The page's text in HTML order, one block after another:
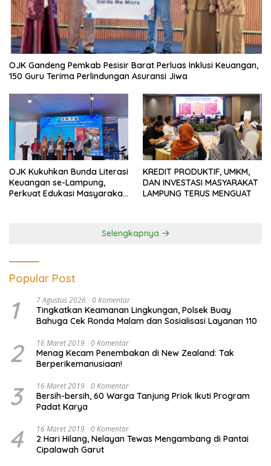
OJK Gandeng Pemkab Pesisir Barat Perluas Inklusi Keuangan,
150 Guru Terima Perlindungan Asuransi Jiwa
OJK Kukuhkan Bunda Literasi
Keuangan se-Lampung,
Perkuat Edukasi Masyarakat
KREDIT PRODUKTIF, UMKM,
DAN INVESTASI MASYARAKAT
LAMPUNG TERUS MENGUAT
Selengkapnya
Popular Post
1 7 Agustus 2026 0 Komentar
Tingkatkan Keamanan Lingkungan, Polsek Buay
Bahuga Cek Ronda Malam dan Sosialisasi Layanan 110
2 16 Maret 2019 0 Komentar
Menag Kecam Penembakan di New Zealand: Tak
Berperikemanusiaan!
3 16 Maret 2019 0 Komentar
Bersih-bersih, 60 Warga Tanjung Priok Ikuti Program
Padat Karya
4 16 Maret 2019 0 Komentar
2 Hari Hilang, Nelayan Tewas Mengambang di Pantai
Cipalawah Garut